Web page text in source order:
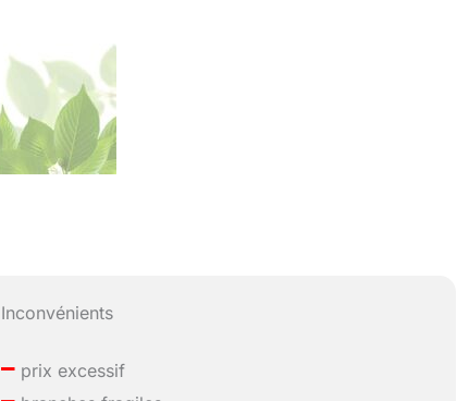
Inconvénients
– prix excessif